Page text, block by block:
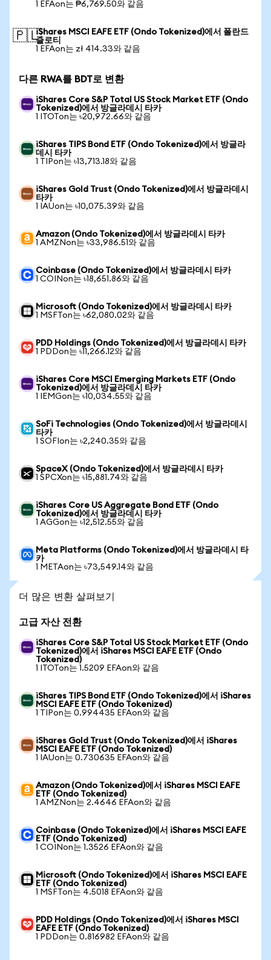
1 EFAon는 ₱6,769.50와 같음
🇵🇱iShares MSCI EAFE ETF (Ondo Tokenized)에서 폴란드
즐로티
1 EFAon는 zł 414.33와 같음
다른 RWA를 BDT로 변환
iShares Core S&P Total US Stock Market ETF (Ondo
Tokenized)에서 방글라데시 타카
1 ITOTon는 ৳20,972.66와 같음
iShares TIPS Bond ETF (Ondo Tokenized)에서 방글라
데시 타카
1 TIPon는 ৳13,713.18와 같음
iShares Gold Trust (Ondo Tokenized)에서 방글라데시
타카
1 IAUon는 ৳10,075.39와 같음
Amazon (Ondo Tokenized)에서 방글라데시 타카
1 AMZNon는 ৳33,986.51와 같음
Coinbase (Ondo Tokenized)에서 방글라데시 타카
1 COINon는 ৳18,651.86와 같음
Microsoft (Ondo Tokenized)에서 방글라데시 타카
1 MSFTon는 ৳62,080.02와 같음
PDD Holdings (Ondo Tokenized)에서 방글라데시 타카
1 PDDon는 ৳11,266.12와 같음
iShares Core MSCI Emerging Markets ETF (Ondo
Tokenized)에서 방글라데시 타카
1 IEMGon는 ৳10,034.55와 같음
SoFi Technologies (Ondo Tokenized)에서 방글라데시
타카
1 SOFIon는 ৳2,240.35와 같음
SpaceX (Ondo Tokenized)에서 방글라데시 타카
1 SPCXon는 ৳15,881.74와 같음
iShares Core US Aggregate Bond ETF (Ondo
Tokenized)에서 방글라데시 타카
1 AGGon는 ৳12,512.55와 같음
Meta Platforms (Ondo Tokenized)에서 방글라데시 타
카
1 METAon는 ৳73,549.14와 같음
더 많은 변환 살펴보기
고급 자산 전환
iShares Core S&P Total US Stock Market ETF (Ondo
Tokenized)에서 iShares MSCI EAFE ETF (Ondo
Tokenized)
1 ITOTon는 1.5209 EFAon와 같음
iShares TIPS Bond ETF (Ondo Tokenized)에서 iShares
MSCI EAFE ETF (Ondo Tokenized)
1 TIPon는 0.994435 EFAon와 같음
iShares Gold Trust (Ondo Tokenized)에서 iShares
MSCI EAFE ETF (Ondo Tokenized)
1 IAUon는 0.730635 EFAon와 같음
Amazon (Ondo Tokenized)에서 iShares MSCI EAFE
ETF (Ondo Tokenized)
1 AMZNon는 2.4646 EFAon와 같음
Coinbase (Ondo Tokenized)에서 iShares MSCI EAFE
ETF (Ondo Tokenized)
1 COINon는 1.3526 EFAon와 같음
Microsoft (Ondo Tokenized)에서 iShares MSCI EAFE
ETF (Ondo Tokenized)
1 MSFTon는 4.5018 EFAon와 같음
PDD Holdings (Ondo Tokenized)에서 iShares MSCI
EAFE ETF (Ondo Tokenized)
1 PDDon는 0.816982 EFAon와 같음